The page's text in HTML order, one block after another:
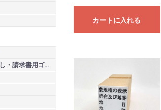
戸籍謄本・住民票の写し・請求書用ゴム印
カートに入れる